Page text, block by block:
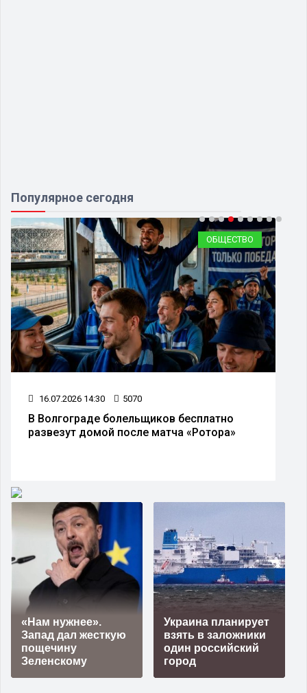
Популярное сегодня
ОБЩЕСТВО
16.07.2026 14:30 5070
В Волгограде болельщиков бесплатно
развезут домой после матча «Ротора»
«Нам нужнее».
Запад дал жесткую
пощечину
Зеленскому
Украина планирует
взять в заложники
один российский
город